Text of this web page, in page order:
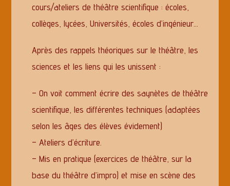
cours/ateliers de théâtre scientifique : écoles,
collèges, lycées, Universités, écoles d’ingénieur…
Après des rappels théoriques sur le théâtre, les
sciences et les liens qui les unissent :
– On voit comment écrire des saynètes de théâtre
scientifique, les différentes techniques (adaptées
selon les âges des élèves évidement)
– Ateliers d’écriture.
– Mis en pratique (exercices de théâtre, sur la
base du théâtre d’impro) et mise en scène des